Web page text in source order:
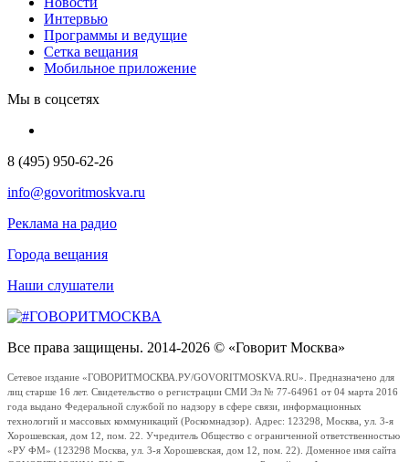
Интервью
Программы и ведущие
Сетка вещания
Мобильное приложение
Мы в соцсетях
8 (495) 950-62-26
info@govoritmoskva.ru
Реклама на радио
Города вещания
Наши слушатели
Все права защищены. 2014-2026 © «Говорит Москва»
Сетевое издание «ГОВОРИТМОСКВА.РУ/GOVORITMOSKVA.RU». Предназначено для
лиц старше 16 лет. Свидетельство о регистрации СМИ Эл № 77-64961 от 04 марта 2016
года выдано Федеральной службой по надзору в сфере связи, информационных
технологий и массовых коммуникаций (Роскомнадзор). Адрес: 123298, Москва, ул. 3-я
Хорошевская, дом 12, пом. 22. Учредитель Общество с ограниченной ответственностью
«РУ ФМ» (123298 Москва, ул. 3-я Хорошевская, дом 12, пом. 22). Доменное имя сайта